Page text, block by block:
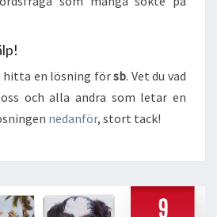
hitta en lösning försb. Vet du vad
och alla andra som letar en
nedanför, stort tack!